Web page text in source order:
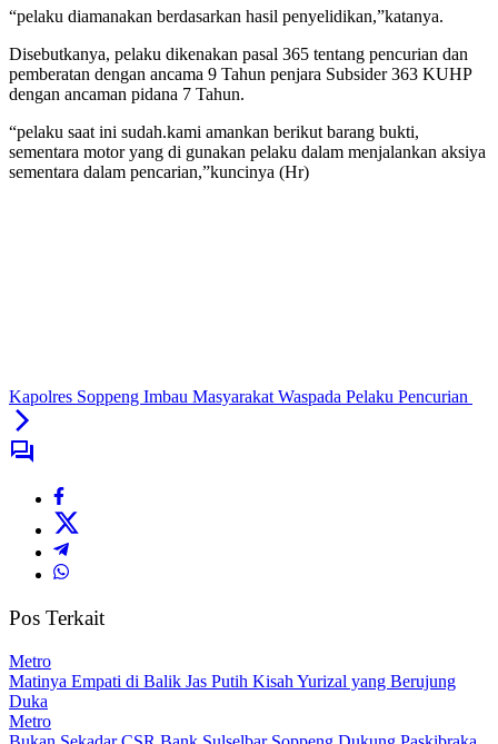
“pelaku diamanakan berdasarkan hasil penyelidikan,”katanya.
Disebutkanya, pelaku dikenakan pasal 365 tentang pencurian dan
pemberatan dengan ancama 9 Tahun penjara Subsider 363 KUHP
dengan ancaman pidana 7 Tahun.
“pelaku saat ini sudah.kami amankan berikut barang bukti,
sementara motor yang di gunakan pelaku dalam menjalankan aksiya
sementara dalam pencarian,”kuncinya (Hr)
Kapolres Soppeng Imbau Masyarakat Waspada Pelaku Pencurian
Pos Terkait
Metro
Matinya Empati di Balik Jas Putih Kisah Yurizal yang Berujung
Duka
Metro